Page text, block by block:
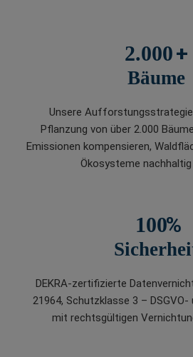
2.000+
Bäume
Unsere
Pflanzung von über 2.000
Emissionen kompensieren,
Ökosysteme
100%
DEKRA-zertifizierte
21964, Schutzklasse 3 –
mit rechtsgültigen